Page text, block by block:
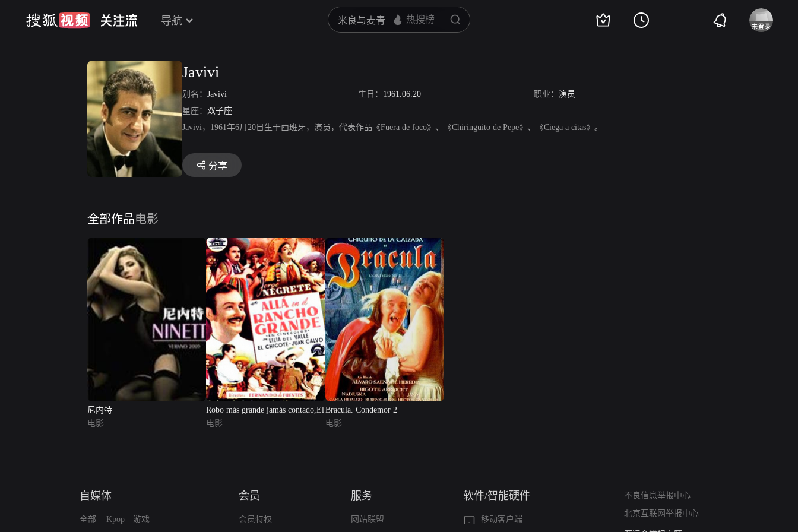
导航
Javivi
别名： Javivi 生日： 1961.06.20 职业： 演员
星座： 双子座
Javivi，1961年6月20日生于西班牙，演员，代表作品《Fuera de foco》、《Chiringuito de Pepe》、《Ciega a citas》。
分享
全部作品电影
尼内特
电影
Robo más grande jamás contado,El
电影
Bracula. Condemor 2
电影
自媒体
全部 Kpop 游戏
会员
会员特权
服务
网站联盟
软件/智能硬件
移动客户端
不良信息举报中心
北京互联网举报中心
算法推荐专项举报